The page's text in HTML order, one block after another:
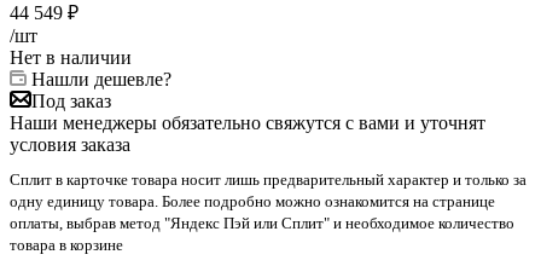
44 549 ₽
/шт
Нет в наличии
Нашли дешевле?
Под заказ
Наши менеджеры обязательно свяжутся с вами и уточнят
условия заказа
Сплит в карточке товара носит лишь предварительный характер и только за
одну единицу товара. Более подробно можно ознакомится на странице
оплаты, выбрав метод "Яндекс Пэй или Сплит" и необходимое количество
товара в корзине